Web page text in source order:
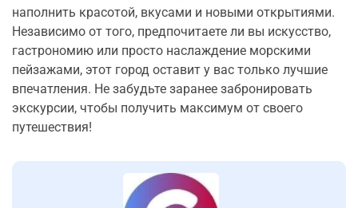
наполнить красотой, вкусами и новыми открытиями.
Независимо от того, предпочитаете ли вы искусство,
гастрономию или просто наслаждение морскими
пейзажами, этот город оставит у вас только лучшие
впечатления. Не забудьте заранее забронировать
экскурсии, чтобы получить максимум от своего
путешествия!